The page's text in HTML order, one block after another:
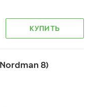
КУПИТЬ
8)